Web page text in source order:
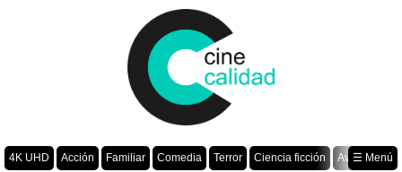
4K UHD Acción Familiar Comedia Terror Ciencia ficción
Aventura
☰ Menú